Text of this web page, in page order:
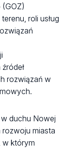
roli usług
rozwiązań w
duchu Nowej
miasta
w którym